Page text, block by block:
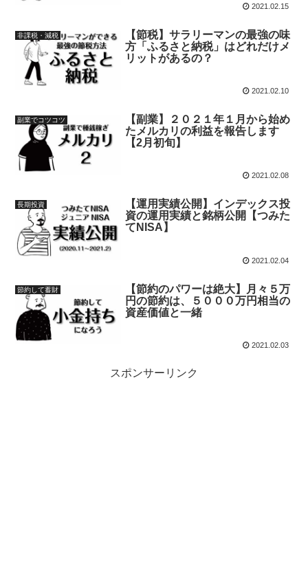
2021.02.15
非課税・減税
【節税】サラリーマンの最強の味
方「ふるさと納税」はどれだけメ
リットがあるの？
2021.02.10
副業でコツコツ
【副業】２０２１年１月から始め
たメルカリの利益を報告します
【2月初旬】
2021.02.08
長期投資
【運用実績公開】インデックス投
資の運用実績と銘柄公開【つみた
てNISA】
2021.02.04
節約して蓄財
【節約のパワーは絶大】月々５万
円の節約は、５０００万円相当の
資産価値と一緒
2021.02.03
スポンサーリンク